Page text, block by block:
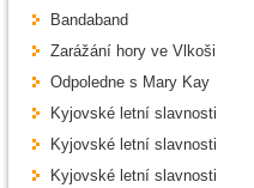
Bandaband
Zarážání hory ve Vlkoši
Odpoledne s Mary Kay
Kyjovské letní slavnosti
Kyjovské letní slavnosti
Kyjovské letní slavnosti